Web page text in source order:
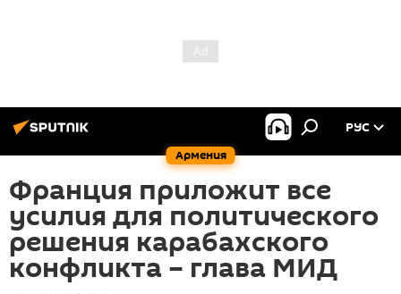
Армения
РУС
Франция приложит все
усилия для политического
решения карабахского
конфликта – глава МИД